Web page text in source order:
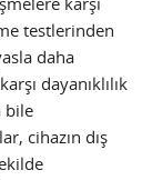
testlerinden
daha
dayanıklılık
bile
cihazın dış